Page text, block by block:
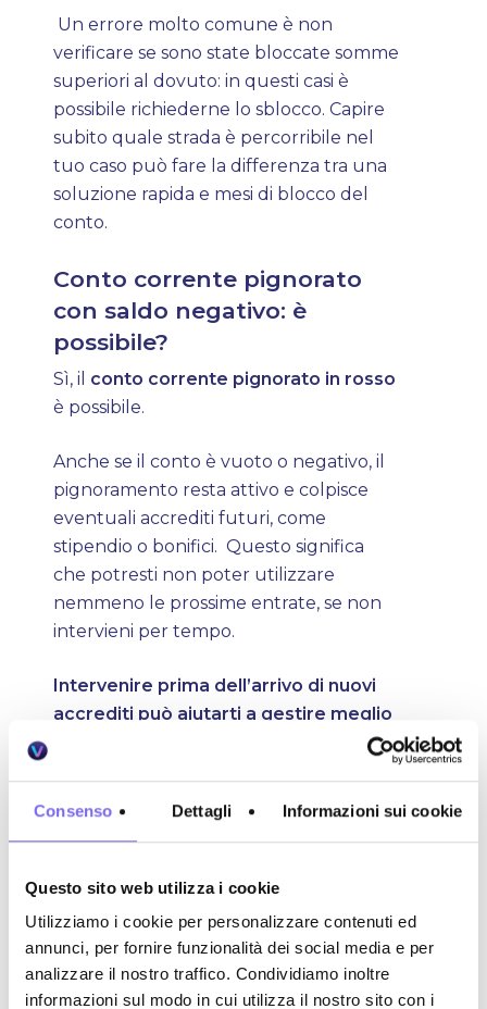
Consenso Dettagli Informazioni sui cookie
Questo sito web utilizza i cookie
Utilizziamo i cookie per personalizzare contenuti ed
annunci, per fornire funzionalità dei social media e per
analizzare il nostro traffico. Condividiamo inoltre
informazioni sul modo in cui utilizza il nostro sito con i
Un errore molto comune è non
verificare se sono state bloccate somme
superiori al dovuto: in questi casi è
possibile richiederne lo sblocco. Capire
subito quale strada è percorribile nel
tuo caso può fare la differenza tra una
soluzione rapida e mesi di blocco del
conto.
Conto corrente pignorato
con saldo negativo: è
possibile?
Sì, il conto corrente pignorato in rosso
è possibile.
Anche se il conto è vuoto o negativo, il
pignoramento resta attivo e colpisce
eventuali accrediti futuri, come
stipendio o bonifici. Questo significa
che potresti non poter utilizzare
nemmeno le prossime entrate, se non
intervieni per tempo.
Intervenire prima dell’arrivo di nuovi
accrediti può aiutarti a gestire meglio
corrente viene pignorato
Il conto corrente pignorato è una
differenza la fa la velocità di azione:
prima intervieni, più possibilità hai di
recuperare liquidità e limitare i danni.